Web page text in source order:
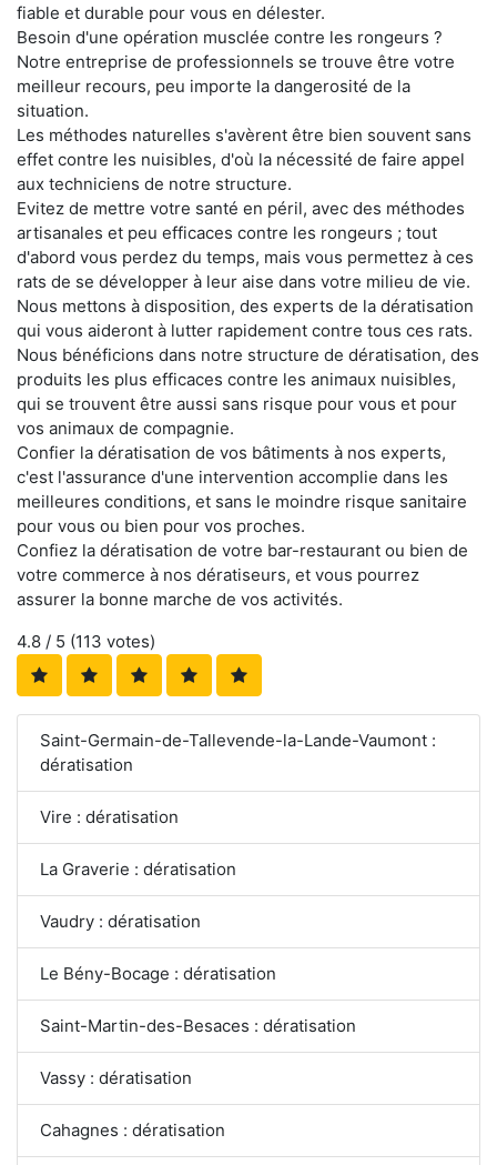
fiable et durable pour vous en délester.
Besoin d'une opération musclée contre les rongeurs ?
Notre entreprise de professionnels se trouve être votre
meilleur recours, peu importe la dangerosité de la
situation.
Les méthodes naturelles s'avèrent être bien souvent sans
effet contre les nuisibles, d'où la nécessité de faire appel
aux techniciens de notre structure.
Evitez de mettre votre santé en péril, avec des méthodes
artisanales et peu efficaces contre les rongeurs ; tout
d'abord vous perdez du temps, mais vous permettez à ces
rats de se développer à leur aise dans votre milieu de vie.
Nous mettons à disposition, des experts de la dératisation
qui vous aideront à lutter rapidement contre tous ces rats.
Nous bénéficions dans notre structure de dératisation, des
produits les plus efficaces contre les animaux nuisibles,
qui se trouvent être aussi sans risque pour vous et pour
vos animaux de compagnie.
Confier la dératisation de vos bâtiments à nos experts,
c'est l'assurance d'une intervention accomplie dans les
meilleures conditions, et sans le moindre risque sanitaire
pour vous ou bien pour vos proches.
Confiez la dératisation de votre bar-restaurant ou bien de
votre commerce à nos dératiseurs, et vous pourrez
assurer la bonne marche de vos activités.
4.8 / 5 (113 votes)
Saint-Germain-de-Tallevende-la-Lande-Vaumont :
dératisation
Vire : dératisation
La Graverie : dératisation
Vaudry : dératisation
Le Bény-Bocage : dératisation
Saint-Martin-des-Besaces : dératisation
Vassy : dératisation
Cahagnes : dératisation